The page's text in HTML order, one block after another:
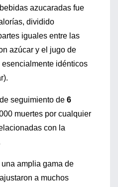
azucaradas fue
dividido
iguales entre las
azúcar y el jugo de
idénticos
seguimiento de 6
muertes por cualquier
con la
amplia gama de
a muchos